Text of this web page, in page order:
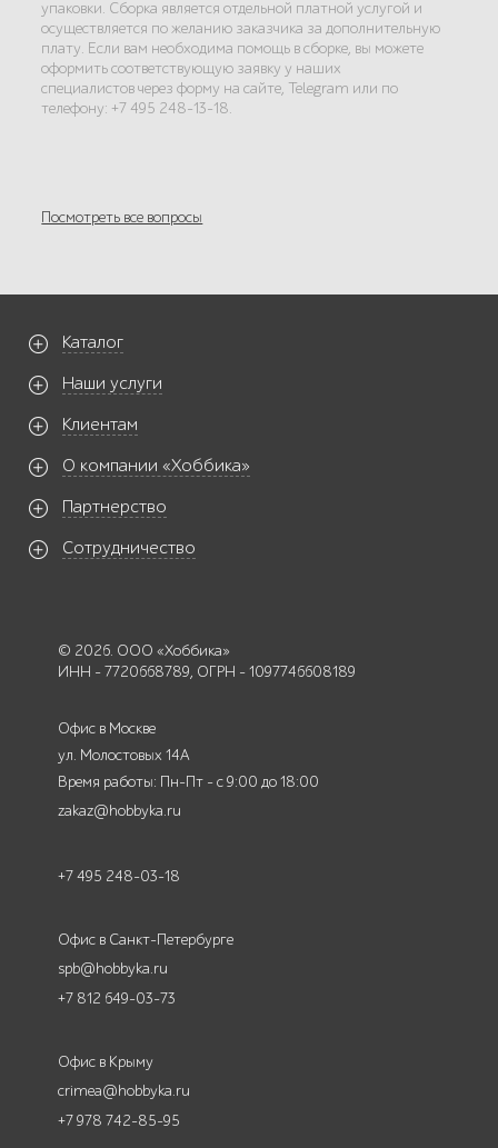
упаковки. Сборка является отдельной платной услугой и
осуществляется по желанию заказчика за дополнительную
плату. Если вам необходима помощь в сборке, вы можете
оформить соответствующую заявку у наших
специалистов через форму на сайте, Telegram или по
телефону: +7 495 248-13-18.
Посмотреть все вопросы
Каталог
Наши услуги
Клиентам
О компании «Хоббика»
Партнерство
Сотрудничество
© 2026. ООО «Хоббика»
ИНН - 7720668789, ОГРН - 1097746608189
Офис в Москве
ул. Молостовых 14А
Время работы: Пн-Пт - с 9:00 до 18:00
zakaz@hobbyka.ru
+7 495 248-03-18
Офис в Санкт-Петербурге
spb@hobbyka.ru
+7 812 649-03-73
Офис в Крыму
crimea@hobbyka.ru
+7 978 742-85-95